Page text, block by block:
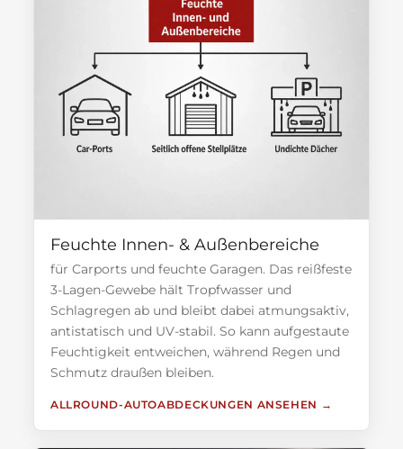
Feuchte Innen- & Außenbereiche
für Carports und feuchte Garagen. Das reißfeste
3-Lagen-Gewebe hält Tropfwasser und
Schlagregen ab und bleibt dabei atmungsaktiv,
antistatisch und UV-stabil. So kann aufgestaute
Feuchtigkeit entweichen, während Regen und
Schmutz draußen bleiben.
ALLROUND-AUTOABDECKUNGEN ANSEHEN